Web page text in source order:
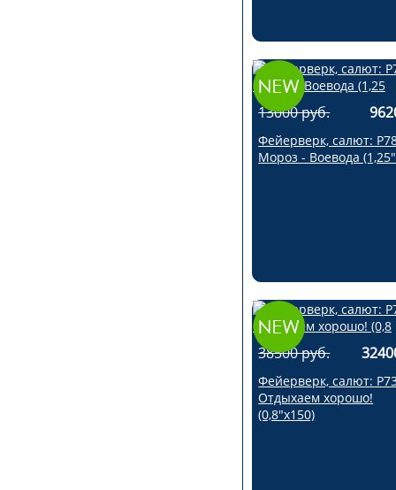
13000 руб.
Фейерверк, салют:
Мороз - Воевода
38500 руб.
Фейерверк, салют:
Отдыхаем хорошо!
(0,8"х150)